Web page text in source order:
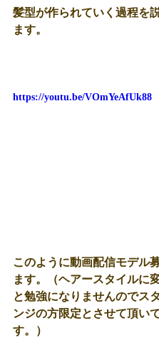
髪型が作られていく過程を
ます。
https://youtu.be/VOmYeAfUk88
このように動画配信モデル
ます。（ヘアースタイルに
と勉強になりませんのでス
ンジの方限定とさせて頂い
す。）